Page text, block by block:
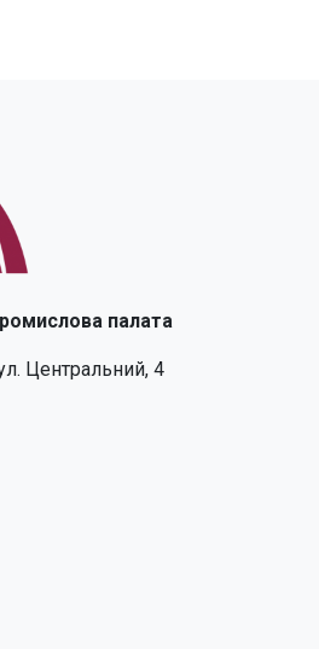
палата
Центральний, 4